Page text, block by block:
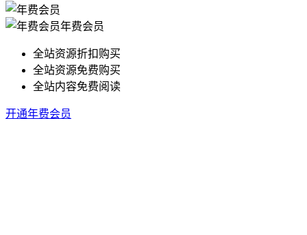
年费会员
全站资源折扣购买
全站资源免费购买
全站内容免费阅读
开通年费会员